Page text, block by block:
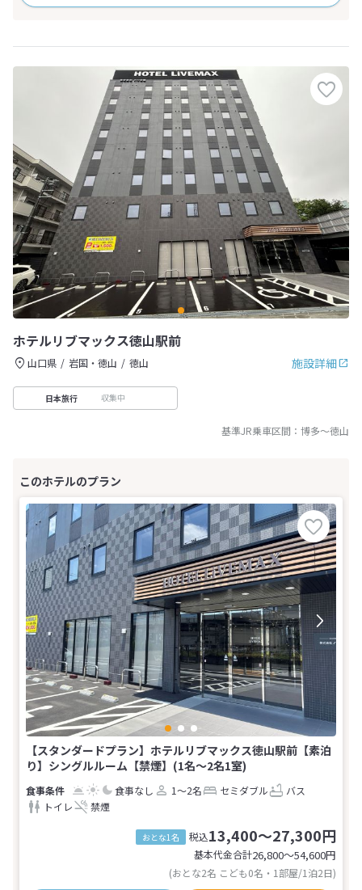
ホテルリブマックス徳山駅前
施設詳細
山口県 岩国・徳山 徳山
日本旅行 収集中
基準JR乗車区間： 博多～徳山
【スタンダードプラン】ホテルリブマックス徳山駅前【素泊
り】シングルルーム【禁煙】(1名～2名1室)
食事なし 1～2名 セミダブル
バス
トイレ
禁煙
おとな1名 税込13,400～27,300円
基本代金合計26,800〜54,600円
(おとな2名 こども0名・1部屋/1泊2日)